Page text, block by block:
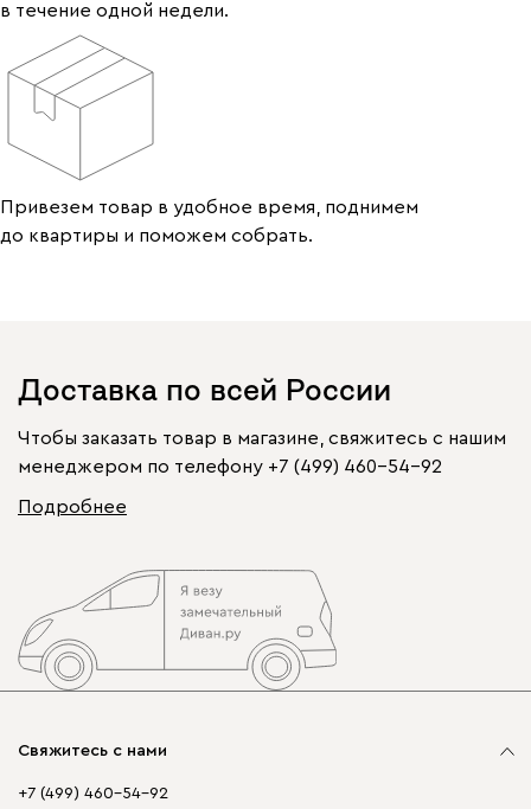
в течение одной недели.
Привезем товар в удобное время, поднимем
до квартиры и поможем собрать.
Доставка по всей России
Чтобы заказать товар в магазине, свяжитесь с нашим
менеджером по телефону +7 (499) 460-54-92
Подробнее
Свяжитесь с нами
+7 (499) 460-54-92